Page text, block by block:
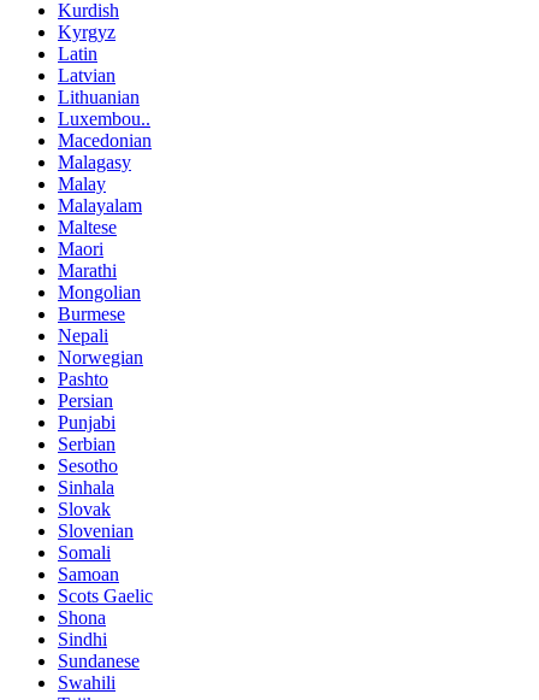
Kurdish
Kyrgyz
Latin
Latvian
Lithuanian
Luxembou..
Macedonian
Malagasy
Malay
Malayalam
Maltese
Maori
Marathi
Mongolian
Burmese
Nepali
Norwegian
Pashto
Persian
Punjabi
Serbian
Sesotho
Sinhala
Slovak
Slovenian
Somali
Samoan
Scots Gaelic
Shona
Sindhi
Sundanese
Swahili